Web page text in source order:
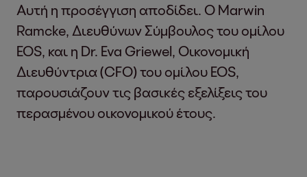
Αυτή η προσέγγιση αποδίδει. Ο Marwin
Ramcke, Διευθύνων Σύμβουλος του ομίλου
EOS, και η Dr. Eva Griewel, Οικονομική
Διευθύντρια (CFO) του ομίλου EOS,
παρουσιάζουν τις βασικές εξελίξεις του
περασμένου οικονομικού έτους.